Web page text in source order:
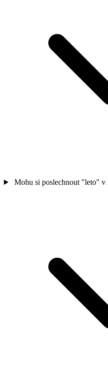
Mohu si poslechnout "leto" v